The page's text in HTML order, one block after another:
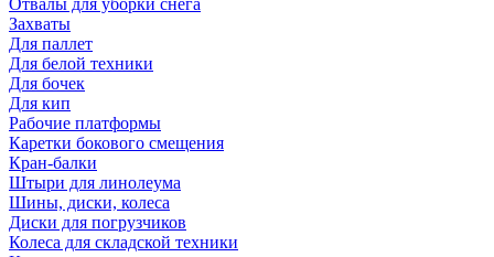
Отвалы для уборки снега
Захваты
Для паллет
Для белой техники
Для бочек
Для кип
Рабочие платформы
Каретки бокового смещения
Кран-балки
Штыри для линолеума
Шины, диски, колеса
Диски для погрузчиков
Колеса для складской техники